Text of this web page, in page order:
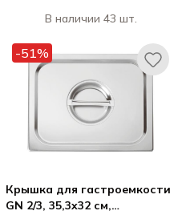
В наличии 43 шт.
-51%
Крышка для гастроемкости
GN 2/3, 35,3x32 см,